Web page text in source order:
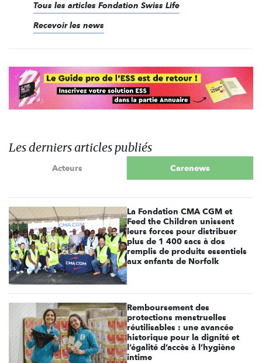
Tous les articles Fondation Swiss Life
Recevoir les news
Les derniers articles publiés
Acteurs Carenews
La Fondation CMA CGM et
Feed the Children unissent
leurs forces pour distribuer
plus de 1 400 sacs à dos
remplis de produits essentiels
aux enfants de Norfolk
Remboursement des
protections menstruelles
réutilisables : une avancée
historique pour la dignité et
l’égalité d’accès à l’hygiène
intime